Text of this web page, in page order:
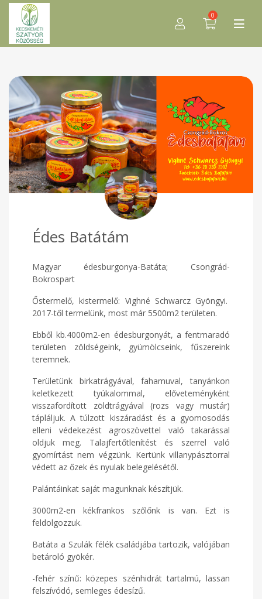
0
Édes Batátám
Magyar édesburgonya-Batáta; Csongrád-
Bokrospart
Őstermelő, kistermelő: Vighné Schwarcz Gyöngyi.
2017-től termelünk, most már 5500m2 területen.
Ebből kb.4000m2-en édesburgonyát, a fentmaradó
területen zöldségeink, gyümölcseink, fűszereink
teremnek.
Területünk birkatrágyával, fahamuval, tanyánkon
keletkezett tyúkalommal, előveteményként
visszafordított zöldtrágyával (rozs vagy mustár)
tápláljuk. A túlzott kiszáradást és a gyomosodás
elleni védekezést agroszövettel való takarással
oldjuk meg. Talajfertőtlenítést és szerrel való
gyomírtást nem végzünk. Kertünk villanypásztorral
védett az őzek és nyulak belegelésétől.
Palántáinkat saját magunknak készítjük.
3000m2-en kékfrankos szőlőnk is van. Ezt is
feldolgozzuk.
Batáta a Szulák félék családjába tartozik, valójában
betároló gyökér.
-fehér színű: közepes szénhidrát tartalmú, lassan
felszívódó, semleges édesízű.